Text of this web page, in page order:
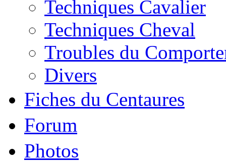
Techniques Cavalier
Techniques Cheval
Troubles du
Divers
Fiches du Centaures
Forum
Photos